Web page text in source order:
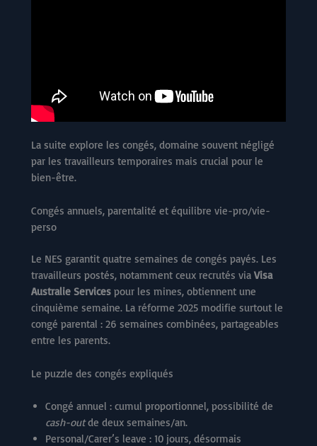
La suite explore les congés, domaine souvent négligé
par les travailleurs temporaires mais crucial pour le
bien-être.
Congés annuels, parentalité et équilibre vie-pro/vie-
perso
Le NES garantit quatre semaines de congés payés. Les
travailleurs postés, notamment ceux recrutés via Visa
Australie Services pour les mines, obtiennent une
cinquième semaine. La réforme 2025 modifie surtout le
congé parental : 26 semaines combinées, partageables
entre les parents.
Le puzzle des congés expliqués
Congé annuel : cumul proportionnel, possibilité de
cash-outde deux semaines/an.
Personal/Carer’s leave : 10 jours, désormais